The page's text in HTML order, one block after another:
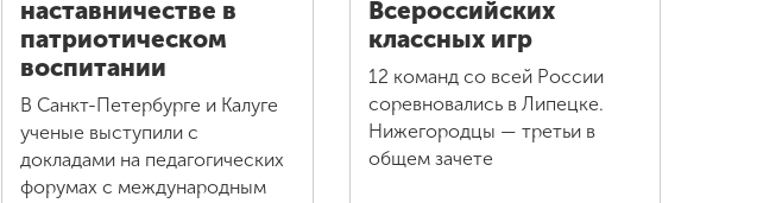
наставничестве в
патриотическом
воспитании
В Санкт-Петербурге и Калуге
ученые выступили с
докладами на педагогических
форумах с международным
Всероссийских
классных игр
12 команд со всей России
соревновались в Липецке.
Нижегородцы — третьи в
общем зачете